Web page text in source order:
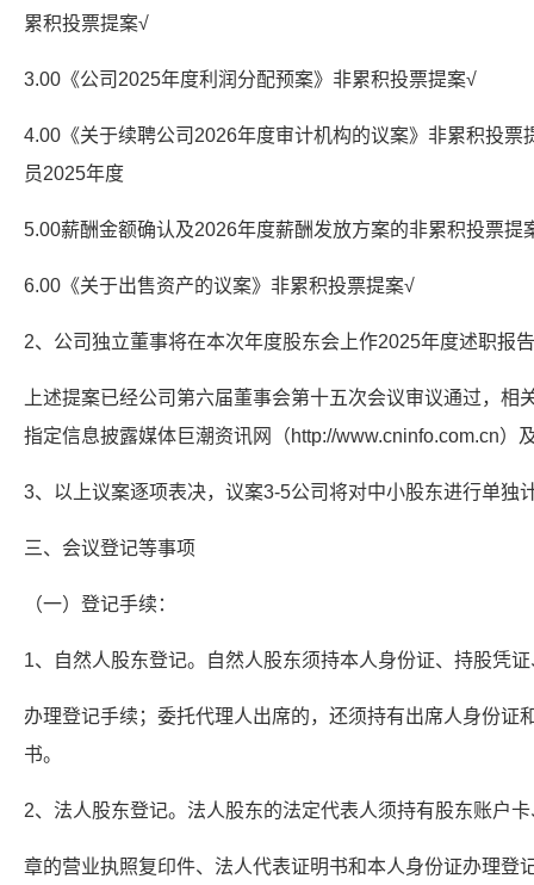
累积投票提案√
3.00《公司2025年度利润分配预案》非累积投票提案√
4.00《关于续聘公司2026年度审计机构的议案》非累积投票
员2025年度
5.00薪酬金额确认及2026年度薪酬发放方案的非累积投票提
6.00《关于出售资产的议案》非累积投票提案√
2、公司独立董事将在本次年度股东会上作2025年度述职报
上述提案已经公司第六届董事会第十五次会议审议通过，
指定信息披露媒体巨潮资讯网（http://www.cninfo.com.cn）
3、以上议案逐项表决，议案3-5公司将对中小股东进行单独
三、会议登记等事项
（一）登记手续：
1、自然人股东登记。自然人股东须持本人身份证、持股凭
办理登记手续；委托代理人出席的，还须持有出席人身份证
书。
2、法人股东登记。法人股东的法定代表人须持有股东账户
章的营业执照复印件、法人代表证明书和本人身份证办理登